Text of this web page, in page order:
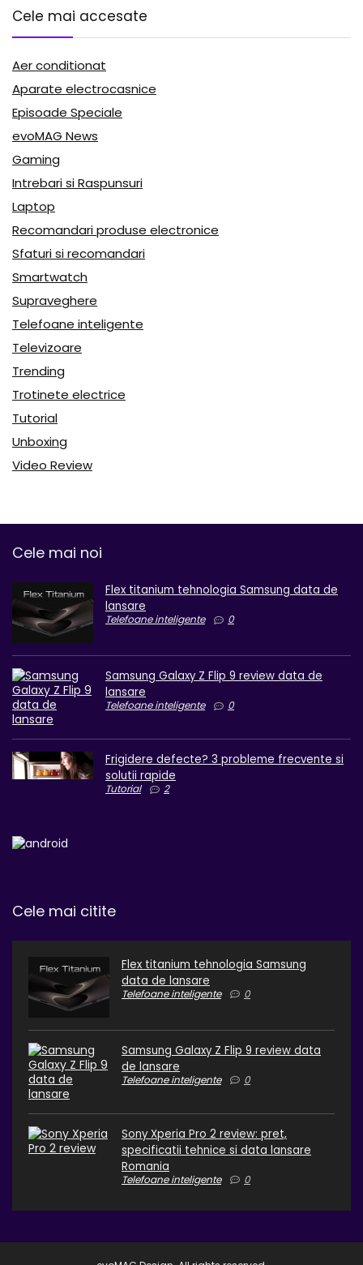
Cele mai accesate
Aer conditionat
Aparate electrocasnice
Episoade Speciale
evoMAG News
Gaming
Intrebari si Raspunsuri
Laptop
Recomandari produse electronice
Sfaturi si recomandari
Smartwatch
Supraveghere
Telefoane inteligente
Televizoare
Trending
Trotinete electrice
Tutorial
Unboxing
Video Review
Cele mai noi
Flex titanium tehnologia Samsung data de
lansare
Telefoane inteligente 0
Samsung Galaxy Z Flip 9 review data de
lansare
Telefoane inteligente 0
Frigidere defecte? 3 probleme frecvente si
solutii rapide
Tutorial 2
Cele mai citite
Flex titanium tehnologia Samsung
data de lansare
Telefoane inteligente 0
Samsung Galaxy Z Flip 9 review data
de lansare
Telefoane inteligente 0
Sony Xperia Pro 2 review: pret,
specificatii tehnice si data lansare
Romania
Telefoane inteligente 0